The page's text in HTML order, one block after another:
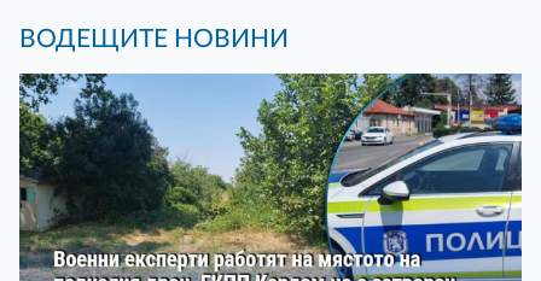
ВОДЕЩИТЕ НОВИНИ